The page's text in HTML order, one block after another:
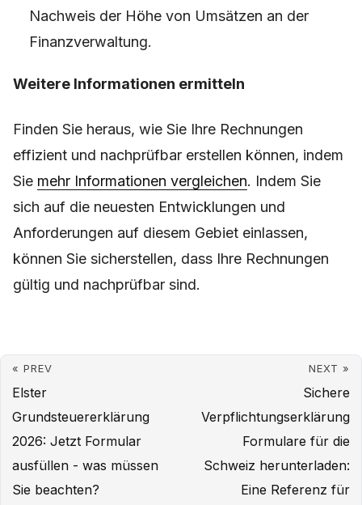
Nachweis der Höhe von Umsätzen an der
Finanzverwaltung.
Weitere Informationen ermitteln
Finden Sie heraus, wie Sie Ihre Rechnungen
effizient und nachprüfbar erstellen können, indem
Sie mehr Informationen vergleichen. Indem Sie
sich auf die neuesten Entwicklungen und
Anforderungen auf diesem Gebiet einlassen,
können Sie sicherstellen, dass Ihre Rechnungen
gültig und nachprüfbar sind.
« PREV
Elster
Grundsteuererklärung
2026: Jetzt Formular
ausfüllen - was müssen
Sie beachten?
NEXT »
Sichere
Verpflichtungserklärung
Formulare für die
Schweiz herunterladen:
Eine Referenz für